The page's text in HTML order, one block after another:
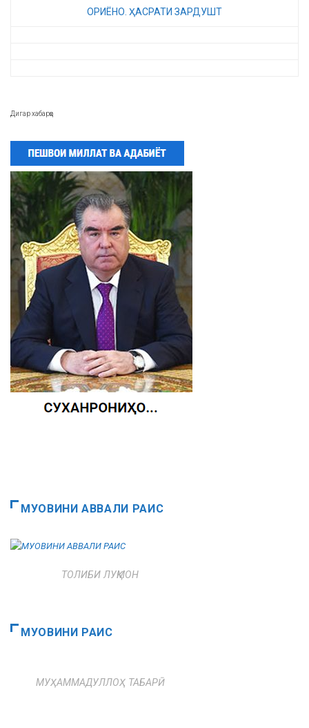
ОРИЁНО. ҲАСРАТИ ЗАРДУШТ
Дигар хабарҳо
МУОВИНИ АВВАЛИ РАИС
ТОЛИБИ ЛУҚМОН
МУОВИНИ РАИС
МУҲАММАДУЛЛОҲ ТАБАРӢ